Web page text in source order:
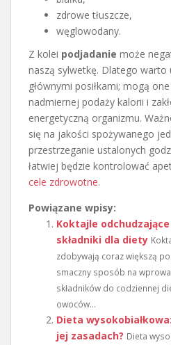
zdrowe tłuszcze,
węglowodany.
Z kolei podjadanie może
naszą sylwetkę. Dlatego warto
głównymi posiłkami; mogą
nadmiernej podaży kalorii i
energetyczną organizmu.
się na jakości spożywanego
przestrzeganie ustalonych
łatwiej będzie kontrolować
cele zdrowotne.
Powiązane wpisy:
Koktajle
składniki dla diety
zdobywają coraz większą
smaczny sposób na
składników do codziennej
owoców...
Dieta
jej zasadach? Dieta